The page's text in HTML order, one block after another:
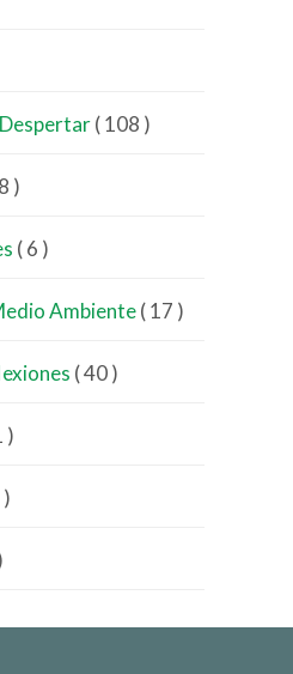
( 108 )
)
( 6 )
Ambiente( 17 )
( 40 )
)